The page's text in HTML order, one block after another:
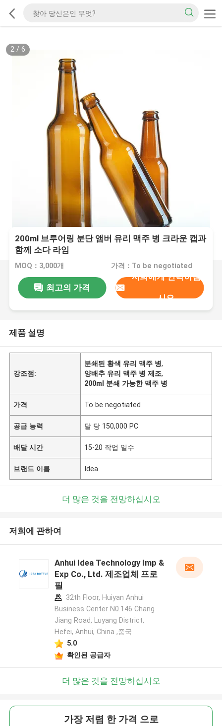
2/ 6
200ml 브루어링 분단 앰버 유리 맥주 병 크라운 캡과
함께 소다 라임
MOQ：3,000개 가격：To be negotiated
최고의 가격
저희에게 연락하십
시오
제품 설명
강조점:
분쇄된 황색 유리 맥주 병,
양배추 유리 맥주 병 제조,
200ml 분쇄 가능한 맥주 병
가격 To be negotiated
공급 능력 달 당 150,000 PC
배달 시간 15-20 작업 일수
브랜드 이름 Idea
더 많은 것을 전망하십시오
저희에 관하여
Anhui Idea Technology Imp &
Exp Co., Ltd. 제조업체 프로
필
32th Floor, Huiyan Anhui
Business Center N0.146 Chang
Jiang Road, Luyang District,
Hefei, Anhui, China ,중국
5.0
확인된 공급자
더 많은 것을 전망하십시오
가장 저렴 한 가격 으로